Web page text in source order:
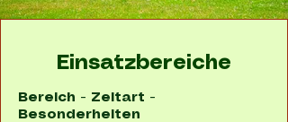
Einsatzbereiche
Bereich - Zeltart -
Besonderheiten